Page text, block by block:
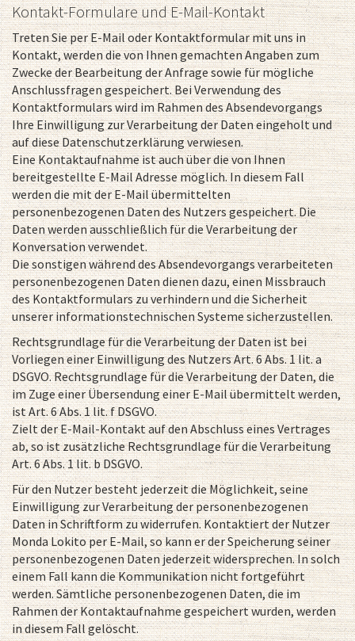
Kontakt-Formulare und E-Mail-Kontakt
Treten Sie per E-Mail oder Kontaktformular mit uns in
Kontakt, werden die von Ihnen gemachten Angaben zum
Zwecke der Bearbeitung der Anfrage sowie für mögliche
Anschlussfragen gespeichert. Bei Verwendung des
Kontaktformulars wird im Rahmen des Absendevorgangs
Ihre Einwilligung zur Verarbeitung der Daten eingeholt und
auf diese Datenschutzerklärung verwiesen.
Eine Kontaktaufnahme ist auch über die von Ihnen
bereitgestellte E-Mail Adresse möglich. In diesem Fall
werden die mit der E-Mail übermittelten
personenbezogenen Daten des Nutzers gespeichert. Die
Daten werden ausschließlich für die Verarbeitung der
Konversation verwendet.
Die sonstigen während des Absendevorgangs verarbeiteten
personenbezogenen Daten dienen dazu, einen Missbrauch
des Kontaktformulars zu verhindern und die Sicherheit
unserer informationstechnischen Systeme sicherzustellen.
Rechtsgrundlage für die Verarbeitung der Daten ist bei
Vorliegen einer Einwilligung des Nutzers Art. 6 Abs. 1 lit. a
DSGVO. Rechtsgrundlage für die Verarbeitung der Daten, die
im Zuge einer Übersendung einer E-Mail übermittelt werden,
ist Art. 6 Abs. 1 lit. f DSGVO.
Zielt der E-Mail-Kontakt auf den Abschluss eines Vertrages
ab, so ist zusätzliche Rechtsgrundlage für die Verarbeitung
Art. 6 Abs. 1 lit. b DSGVO.
Für den Nutzer besteht jederzeit die Möglichkeit, seine
Einwilligung zur Verarbeitung der personenbezogenen
Daten in Schriftform zu widerrufen. Kontaktiert der Nutzer
Monda Lokito per E-Mail, so kann er der Speicherung seiner
personenbezogenen Daten jederzeit widersprechen. In solch
einem Fall kann die Kommunikation nicht fortgeführt
werden. Sämtliche personenbezogenen Daten, die im
Rahmen der Kontaktaufnahme gespeichert wurden, werden
in diesem Fall gelöscht.